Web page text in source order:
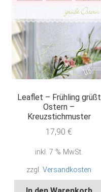
Leaflet – Frühling grüßt
Ostern –
Kreuzstichmuster
17,90€
inkl. 7 % MwSt.
zzgl.Versandkosten